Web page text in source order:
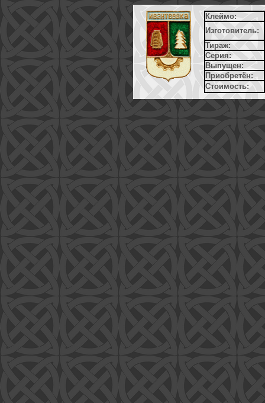
Клеймо:
Изготовитель:
Тираж:
Серия:
Выпущен:
Приобретён:
Стоимость: